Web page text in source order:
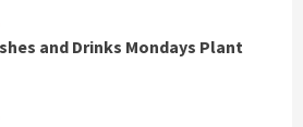
and Drinks Mondays Plant